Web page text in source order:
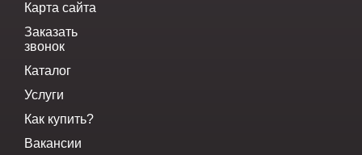
Карта сайта
Заказать
звонок
Каталог
Услуги
Как купить?
Вакансии